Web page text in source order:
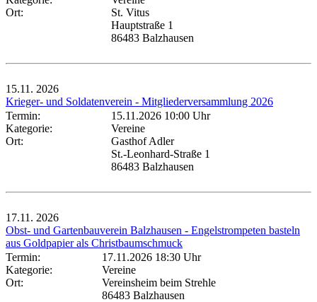
Ort:
St. Vitus
Hauptstraße 1
86483 Balzhausen
15.11. 2026
Krieger- und Soldatenverein - Mitgliederversammlung 2026
Termin:
15.11.2026 10:00 Uhr
Kategorie:
Vereine
Ort:
Gasthof Adler
St.-Leonhard-Straße 1
86483 Balzhausen
17.11. 2026
Obst- und Gartenbauverein Balzhausen - Engelstrompeten basteln
aus Goldpapier als Christbaumschmuck
Termin:
17.11.2026 18:30 Uhr
Kategorie:
Vereine
Ort:
Vereinsheim beim Strehle
86483 Balzhausen